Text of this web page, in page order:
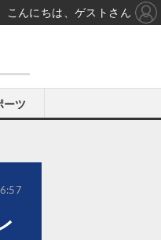
ーツ
こんにちは、ゲストさん